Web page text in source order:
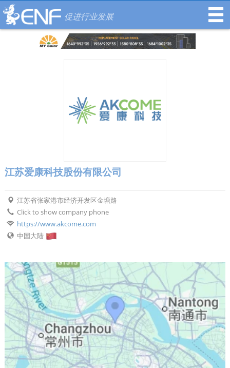
促进行业发展
江苏爱康科技股份有限公司
江苏省张家港市经济开发区金塘路
Click to show company phone
https://www.akcome.com
中国大陆